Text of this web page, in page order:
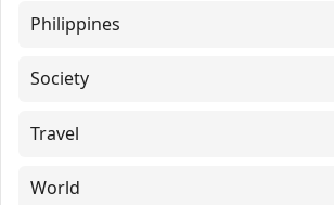
Philippines
Society
Travel
World